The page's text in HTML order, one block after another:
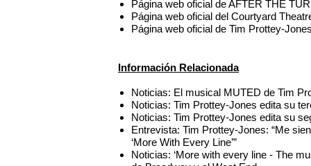
Página web oficial de AFTER THE
Página web oficial del Courtyard
Página web oficial de Tim Prottey-
Información Relacionada
Noticias: El musical MUTED de Tim
Noticias: Tim Prottey-Jones edita su
Noticias: Tim Prottey-Jones edita su
Entrevista: Tim Prottey-Jones: “Me
‘More With Every Line’”
Noticias: ‘More with every line - The